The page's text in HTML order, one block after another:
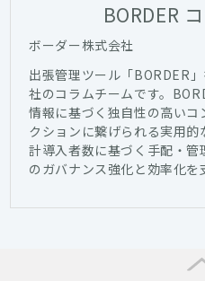
BORDER
ボーダー株式会社
出張管理ツール「BORDER
社のコラムチームです。
情報に基づく独自性の高い
クションに繋げられる実用
計導入者数に基づく手配・
のガバナンス強化と効率化を